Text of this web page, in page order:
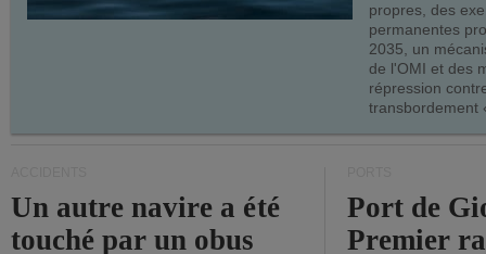
propres, des
permanentes
2035, un
de l'OMI et des
répression
transbordement
Un autre navire a été
touché par un obus
Port de
Premier